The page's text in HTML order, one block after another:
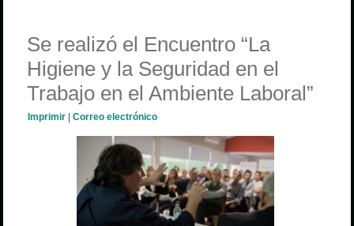
Se realizó el Encuentro “La
Higiene y la Seguridad en el
Trabajo en el Ambiente Laboral”
Imprimir |Correo electrónico